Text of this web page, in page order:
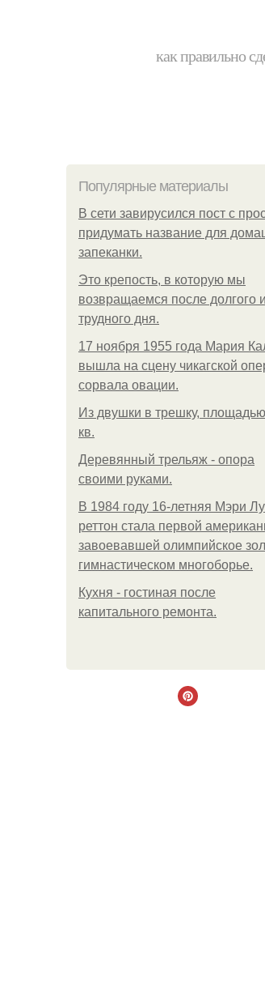
как правильно
Популярные материалы
В сети завирусился пост с
придумать название для
запеканки.
Это крепость, в которую мы
возвращаемся после долгого и
трудного дня.
17 ноября 1955 года Мария
вышла на сцену чикагской
сорвала овации.
Из двушки в трешку,
кв.
Деревянный трельяж - опора
своими руками.
В 1984 году 16-летняя Мэри Лу
реттон стала первой
завоевавшей олимпийское
гимнастическом многоборье.
Кухня - гостиная после
капитального ремонта.